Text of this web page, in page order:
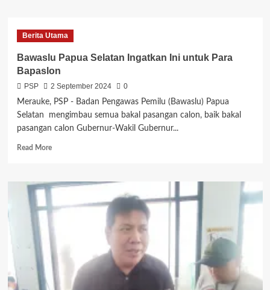
–
Imadawa
Ajak
Pendukungnya
Ciptakan
yang
Damai
Berita Utama
Bawaslu Papua Selatan Ingatkan Ini untuk Para
Bapaslon
PSP 2 September 2024
0
Merauke, PSP - Badan Pengawas Pemilu (Bawaslu) Papua
Selatan mengimbau semua bakal pasangan calon, baik bakal
pasangan calon Gubernur-Wakil Gubernur...
Read MoreRead
Bawaslu
Ingatkan